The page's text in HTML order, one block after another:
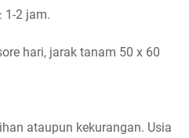
1-2 jam.
hari, jarak tanam 50 x 60
ataupun kekurangan. Usia